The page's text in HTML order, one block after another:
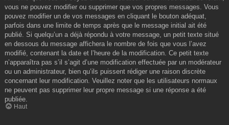
vous ne pouvez modifier ou supprimer que vos propres messages. Vous
pouvez modifier un de vos messages en cliquant le bouton adéquat,
parfois dans une limite de temps après que le message initial ait été
publié. Si quelqu’un a déjà répondu à votre message, un petit texte situé
en dessous du message affichera le nombre de fois que vous l’avez
modifié, contenant la date et l’heure de la modification. Ce petit texte
n’apparaîtra pas s’il s’agit d’une modification effectuée par un modérateur
ou un administrateur, bien qu’ils puissent rédiger une raison discrète
concernant leur modification. Veuillez noter que les utilisateurs normaux
ne peuvent pas supprimer leur propre message si une réponse a été
publiée.
Haut